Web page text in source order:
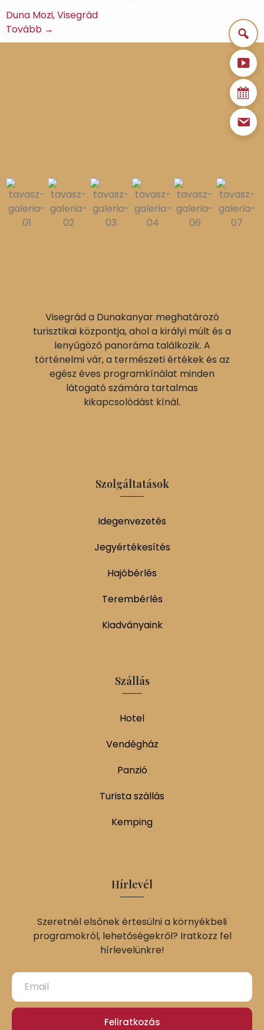
Duna Mozi, Visegrád
Tovább →
Visegrád a Dunakanyar meghatározó
turisztikai központja, ahol a királyi múlt és a
lenyűgöző panoráma találkozik. A
történelmi vár, a természeti értékek és az
egész éves programkínálat minden
látogató számára tartalmas
kikapcsolódást kínál.
Szolgáltatások
Idegenvezetés
Jegyértékesítés
Hajóbérlés
Terembérlés
Kiadványaink
Szállás
Hotel
Vendégház
Panzió
Turista szállás
Kemping
Hírlevél
Szeretnél elsőnek értesülni a környékbeli
programokról, lehetőségekről? Iratkozz fel
hírlevelünkre!
Feliratkozás